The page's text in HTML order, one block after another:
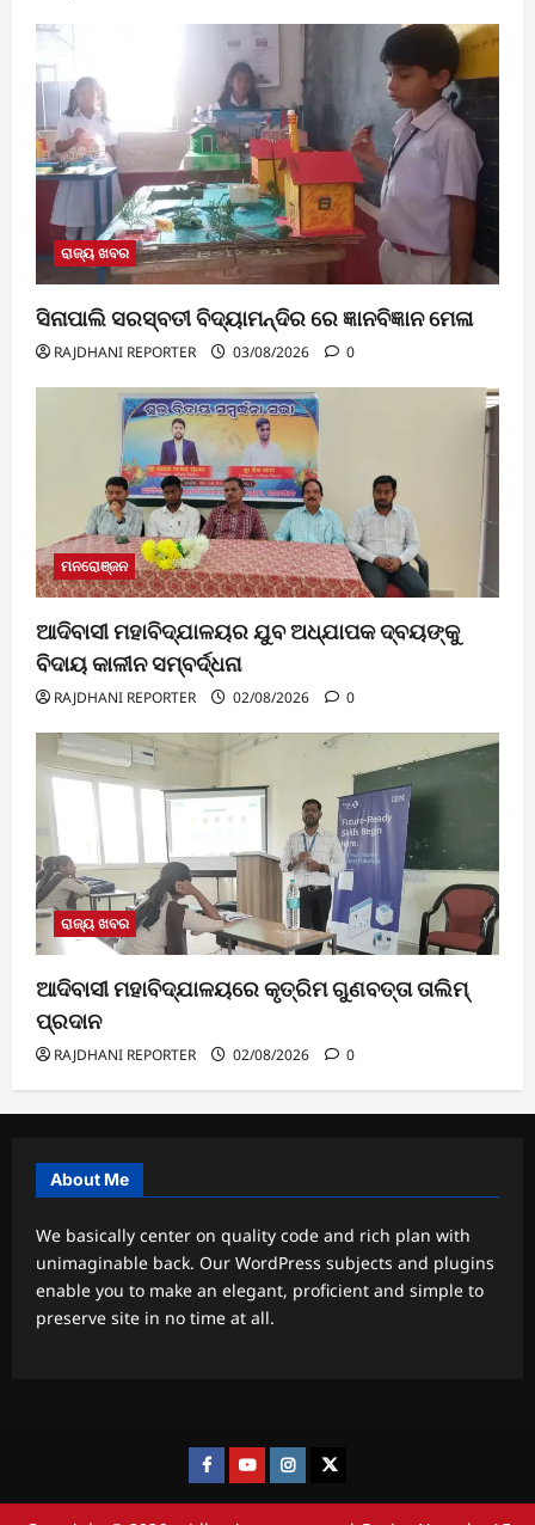
ରାଜ୍ୟ ଖବର
ସିନାପାଲି ସରସ୍ବତୀ ବିଦ୍ୟାମନ୍ଦିର ରେ ଜ୍ଞାନବିଜ୍ଞାନ ମେଳା
RAJDHANI REPORTER 03/08/2026 0
ମନରୋଞ୍ଜନ
ଆଦିବାସୀ ମହାବିଦ୍ଯାଳୟର ଯୁବ ଅଧ୍ଯାପକ ଦ୍ବୟଙ୍କୁ
ବିଦାୟ କାଳୀନ ସମ୍ବର୍ଦ୍ଧନା
RAJDHANI REPORTER 02/08/2026 0
ରାଜ୍ୟ ଖବର
ଆଦିବାସୀ ମହାବିଦ୍ଯାଳୟରେ କୃତ୍ରିମ ଗୁଣବତ୍ତା ତାଲିମ୍
ପ୍ରଦାନ
RAJDHANI REPORTER 02/08/2026 0
About Me
We basically center on quality code and rich plan with
unimaginable back. Our WordPress subjects and plugins
enable you to make an elegant, proficient and simple to
preserve site in no time at all.
FacebookYoutubeInstagram
twitter